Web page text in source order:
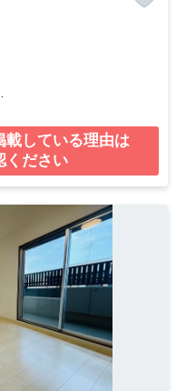
載している理由は
ください